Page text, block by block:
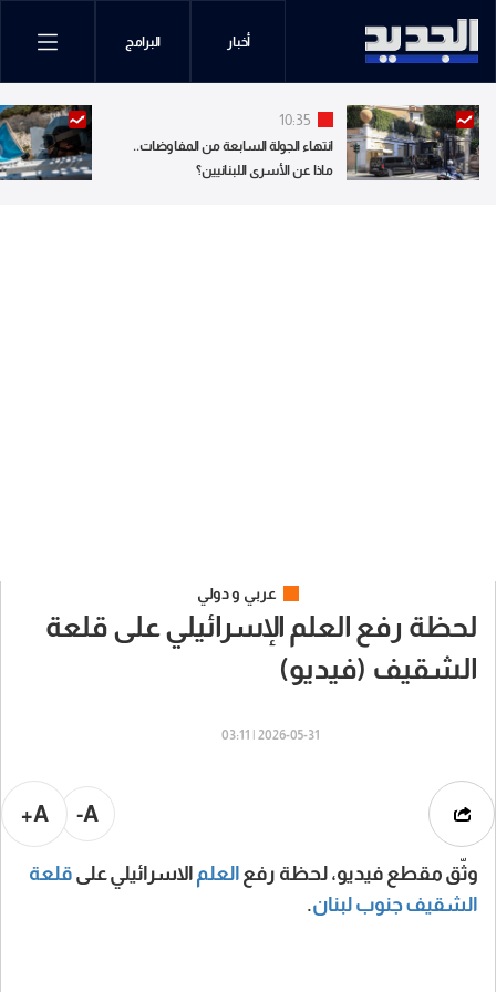
أخبار البرامج
10:35
انتهاء الجولة السابعة من المفاوضات..
ماذا عن الأسرى اللبنانيين؟
عربي و دولي
لحظة رفع العلم الإسرائيلي على قلعة
الشقيف (فيديو)
2026-05-31 | 03:11
A-
A+
وثّق مقطع فيديو، لحظة رفع العلم الاسرائيلي على قلعة
الشقيفجنوب لبنان.